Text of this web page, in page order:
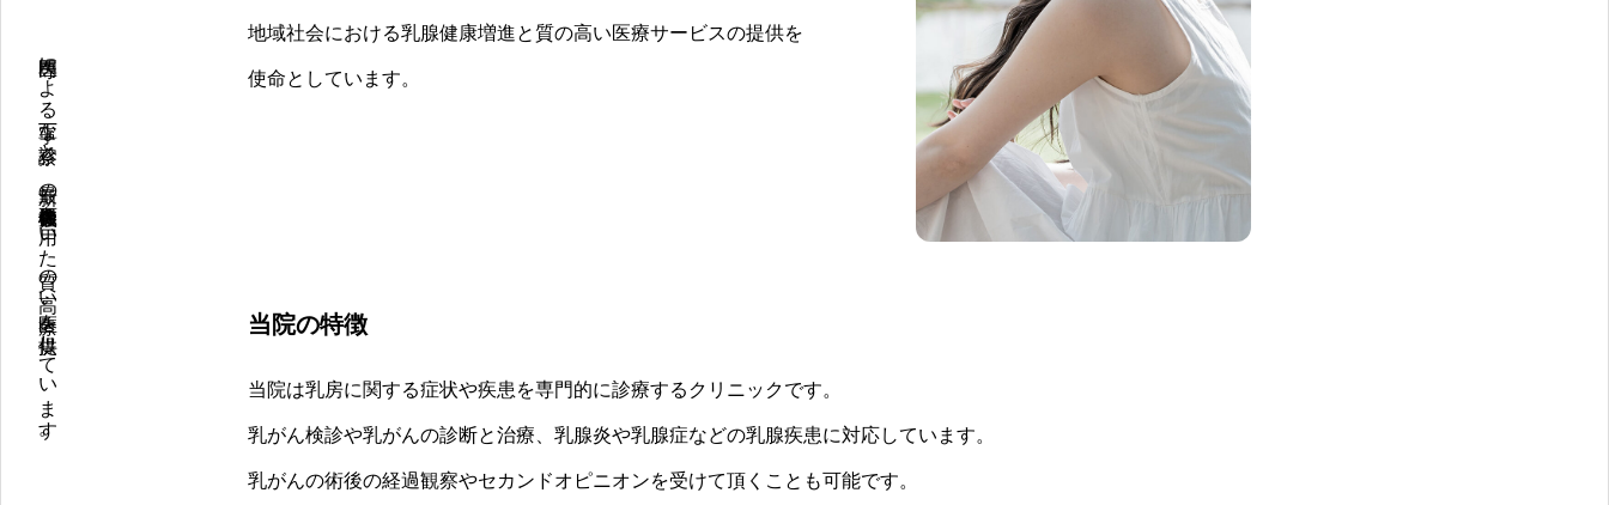
専門医による丁寧な診察と、最新の画像検査機器を用いた質の高い医療を提供しています。
地域社会における乳腺健康増進と質の高い医療サービスの提供を
使命としています。
当院の特徴
当院は乳房に関する症状や疾患を専門的に診療するクリニックです。
乳がん検診や乳がんの診断と治療、乳腺炎や乳腺症などの乳腺疾患に対応しています。
乳がんの術後の経過観察やセカンドオピニオンを受けて頂くことも可能です。